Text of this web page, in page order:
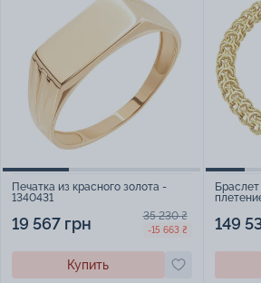
Печатка из красного золота -
1340431
19 567 грн 35 230 ₴
-15 663 ₴
Купить
Браслет
149